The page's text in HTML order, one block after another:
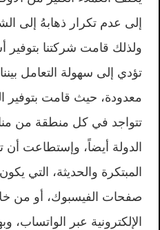
إلى عدم تكرار ذهابهُ إلى
ولذلك قامت شركتنا بتوفير
تؤدي إلى سهولة التعامل
معدودة، حيث قامت بتوفير
تتواجد في كل منطقة من
الدولة أيضاً، وإستطاعت
المبتكرة والحديثة، التي
صفحات الفيسبوك، أو من
الإلكترونية عبر الواتساب،